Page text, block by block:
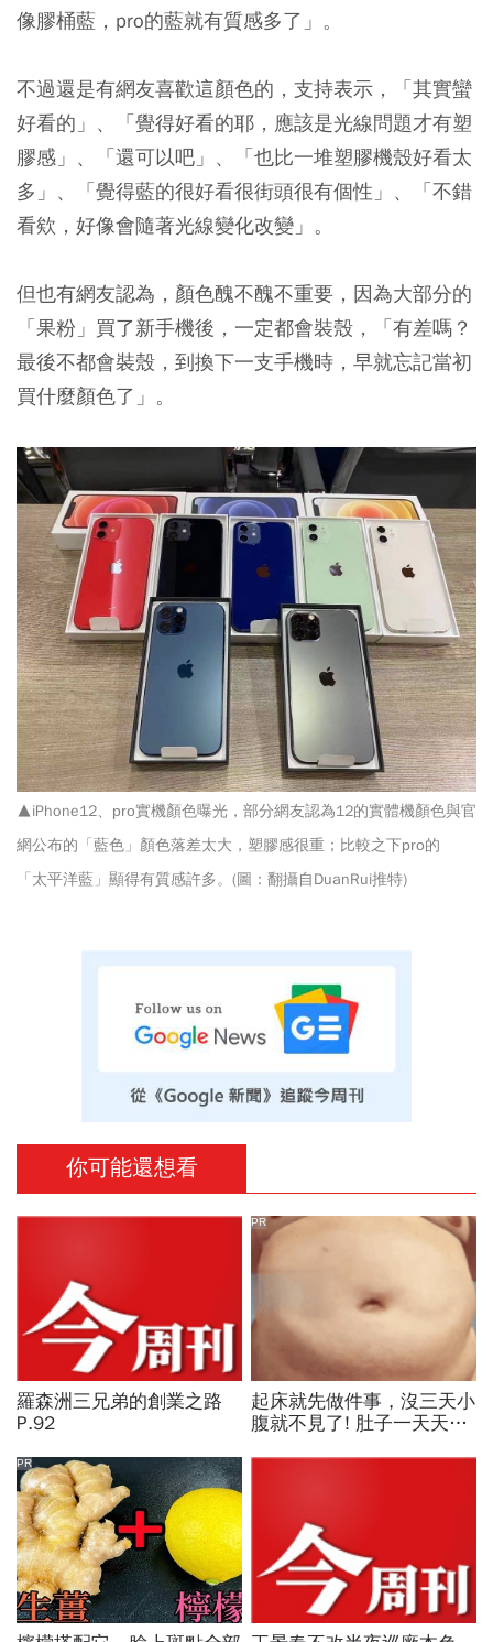
像膠桶藍，pro的藍就有質感多了」。
不過還是有網友喜歡這顏色的，支持表示，「其實蠻
好看的」、「覺得好看的耶，應該是光線問題才有塑
膠感」、「還可以吧」、「也比一堆塑膠機殼好看太
多」、「覺得藍的很好看很街頭很有個性」、「不錯
看欸，好像會隨著光線變化改變」。
但也有網友認為，顏色醜不醜不重要，因為大部分的
「果粉」買了新手機後，一定都會裝殼，「有差嗎？
最後不都會裝殼，到換下一支手機時，早就忘記當初
買什麼顏色了」。
▲iPhone12 、pro實機顏色曝光，部分網友認為12的實體機顏色與官
網公布的「藍色」顏色落差太大，塑膠感很重；比較之下pro的
「 太平洋藍 」顯得有質感許多。(圖：翻攝自DuanRui推特)
你可能還想看
羅森洲三兄弟的創業之路
P.92
起床就先做件事，沒三天小
腹就不見了! 肚子一天天變
PR
PR